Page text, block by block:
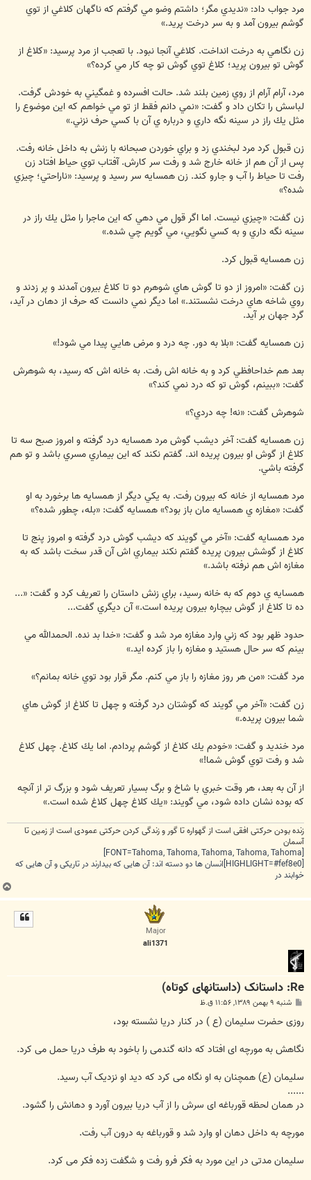
مرد جواب داد: «نديدي مگر؛ داشتم وضو مي گرفتم كه ناگهان كلاغي از توي
گوشم بيرون آمد و به سر درخت پريد.»
زن نگاهي به درخت انداخت. كلاغي آنجا نبود. با تعجب از مرد پرسيد: «كلاغ از
گوش تو بيرون پريد؛ كلاغ توي گوش تو چه كار مي كرده؟»
مرد، آرام آرام از روي زمين بلند شد. حالت افسرده و غمگيني به خودش گرفت.
لباسش را تكان داد و گفت: «نمي دانم فقط از تو مي خواهم كه اين موضوع را
مثل يك راز در سينه نگه داري و درباره ي آن با كسي حرف نزني.»
زن قبول كرد مرد لبخندي زد و براي خوردن صبحانه با زنش به داخل خانه رفت.
پس از آن هم از خانه خارج شد و رفت سر كارش. آفتاب توي حياط افتاد زن
رفت تا حياط را آب و جارو كند. زن همسايه سر رسيد و پرسيد: «ناراحتي؛ چيزي
شده؟»
زن گفت: «چيزي نيست. اما اگر قول مي دهي كه اين ماجرا را مثل يك راز در
سينه نگه داري و به كسي نگويي، مي گويم چي شده.»
زن همسايه قبول كرد.
زن گفت: «امروز از دو تا گوش هاي شوهرم دو تا كلاغ بيرون آمدند و پر زدند و
روي شاخه هاي درخت نشستند.» اما ديگر نمي دانست كه حرف از دهان در آيد،
گرد جهان بر آيد.
زن همسايه گفت: «بلا به دور. چه درد و مرض هايي پيدا مي شود!»
بعد هم خداحافظي كرد و به خانه اش رفت. به خانه اش كه رسيد، به شوهرش
گفت: «ببينم، گوش تو كه درد نمي كند؟»
شوهرش گفت: «نه! چه دردي؟»
زن همسايه گفت: آخر ديشب گوش مرد همسايه درد گرفته و امروز صبح سه تا
كلاغ از گوش او بيرون پريده اند. گفتم نكند كه اين بيماري مسري باشد و تو هم
گرفته باشي.
مرد همسايه از خانه كه بيرون رفت. به يكي ديگر از همسايه ها برخورد به او
گفت: «مغازه ي همسايه مان باز بود؟» همسايه گفت: «بله، چطور شده؟»
مرد همسايه گفت: «آخر مي گويند كه ديشب گوش درد گرفته و امروز پنج تا
كلاغ از گوشش بيرون پريده گفتم نكند بيماري اش آن قدر سخت باشد كه به
مغازه اش هم نرفته باشد.»
همسايه ي دوم كه به خانه رسيد، براي زنش داستان را تعريف كرد و گفت: «...
ده تا كلاغ از گوش بيچاره بيرون پريده است.» آن ديگري گفت...
حدود ظهر بود كه زني وارد مغازه مرد شد و گفت: «خدا بد نده. الحمدالله مي
بينم كه سر حال هستيد و مغازه را باز كرده ايد.»
مرد گفت: «من هر روز مغازه را باز مي كنم. مگر قرار بود توي خانه بمانم؟»
زن گفت: «آخر مي گويند كه گوشتان درد گرفته و چهل تا كلاغ از گوش هاي
شما بيرون پريده.»
مرد خنديد و گفت: «خودم يك كلاغ از گوشم پردادم. اما يك كلاغ. چهل كلاغ
شد و رفت توي گوش شما!»
از آن به بعد، هر وقت خبري با شاخ و برگ بسيار تعريف شود و بزرگ تر از آنچه
كه بوده نشان داده شود، مي گويند: «يك كلاغ چهل كلاغ شده است.»
زنده بودن حرکتی افقی است از گهواره تا گور و زندگی کردن حرکتی عمودی است از زمین تا
آسمان
[FONT=Tahoma, Tahoma, Tahoma, Tahoma, Tahoma]
[HIGHLIGHT=#fef8e0]انسان ها دو دسته اند: آن هایی که بیدارند در تاریکی و آن هایی که
خوابند در
ب
ا
Major
ali1371
Re: داستانک (داستانهای کوتاه)
پ
ت
شنبه ۹ بهمن ۱۳۸۹, ۱۱:۵۶ ق.ظ
روزی حضرت سلیمان (ع ) در کنار دریا نشسته بود،
نگاهش به مورچه ای افتاد که دانه گندمی را باخود به طرف دریا حمل می کرد.
سلیمان (ع) همچنان به او نگاه می کرد که دید او نزدیک آب رسید.
......
در همان لحظه قورباغه ای سرش را از آب دریا بیرون آورد و دهانش را گشود.
مورچه به داخل دهان او وارد شد و قورباغه به درون آب رفت.
سلیمان مدتی در این مورد به فکر فرو رفت و شگفت زده فکر می کرد.